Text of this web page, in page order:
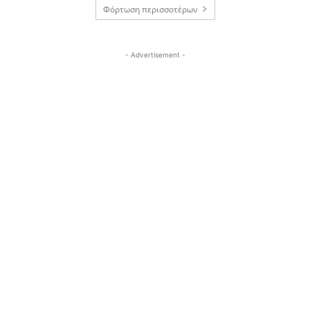
Φόρτωση περισσοτέρων
- Advertisement -